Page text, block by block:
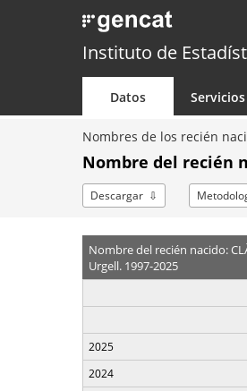
Instituto de
Datos Servicios
Nombres de los recién
Nombre del recién
Descargar
Nombre del recién nacido:
Urgell. 1997-2025
2025
2024